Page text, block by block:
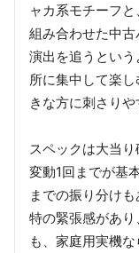
ャカ系モチーフ
組み合わせた中
演出を追うとい
所に集中して楽
きな方に刺さりや
スペックは大当
変動1回までが基
までの振り分け
特の緊張感があ
も、家庭用実機